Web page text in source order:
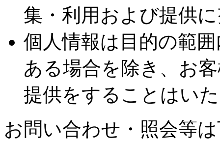
集・利用および提供
個人情報は目的の範
ある場合を除き、お
提供をすることはい
お問い合わせ・照会等